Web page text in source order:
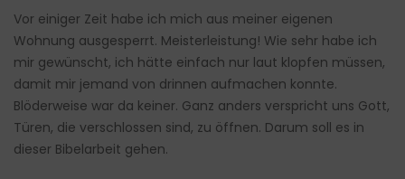
Vor einiger Zeit habe ich mich aus meiner eigenen
Wohnung ausgesperrt. Meisterleistung! Wie sehr habe ich
mir gewünscht, ich hätte einfach nur laut klopfen müssen,
damit mir jemand von drinnen aufmachen konnte.
Blöderweise war da keiner. Ganz anders verspricht uns Gott,
Türen, die verschlossen sind, zu öffnen. Darum soll es in
dieser Bibelarbeit gehen.